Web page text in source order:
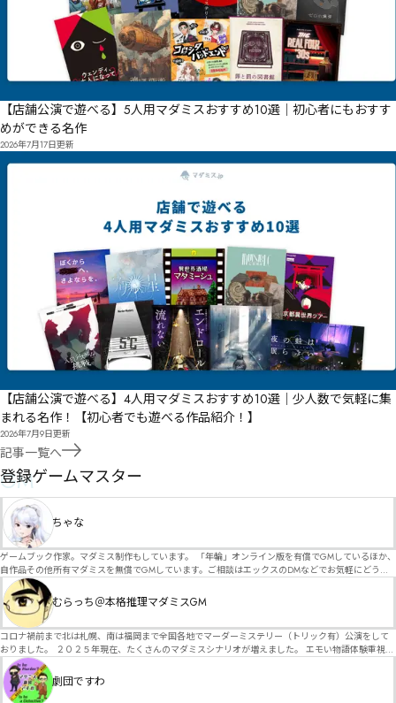
【店舗公演で遊べる】5人用マダミスおすすめ10選｜初心者にもおすす
めができる名作
2026年7月17日更新
【店舗公演で遊べる】4人用マダミスおすすめ10選｜少人数で気軽に集
まれる名作！【初心者でも遊べる作品紹介！】
2026年7月9日更新
記事一覧へ
GM
登録ゲームマスター
ちゃな
ゲームブック作家。マダミス制作もしています。 「年輪」オンライン版を有償でGMしているほか、
自作品その他所有マダミスを無償でGMしています。ご相談はエックスのDMなどでお気軽にどう
ぞ。
むらっち＠本格推理マダミスGM
コロナ禍前まで北は札幌、南は福岡まで全国各地でマーダーミステリー（トリック有）公演をして
おりました。 ２０２５年現在、たくさんのマダミスシナリオが増えました。 エモい物語体験重視の
シナリオがマダミス・マーダーミステリーというジャンル名でたくさんあるため、そのようなシナ
リオは簡単に遊べます。 しかし、２～３時間ずっと考え＆議論して、見たことないトリックが解け
る閃きや犯人として逃げ切る楽しみのある本格推理マーダーミステリーを見つけることが難しくな
劇団ですわ